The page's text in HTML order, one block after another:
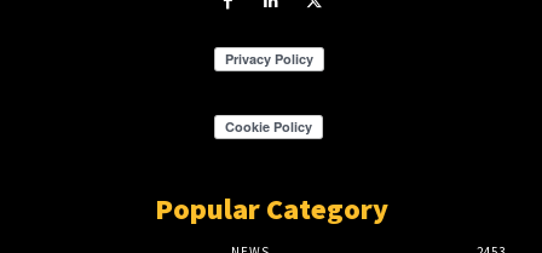
Popular Category